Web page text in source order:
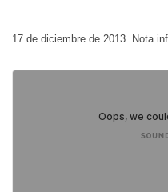
17 de diciembre de 2013. Nota